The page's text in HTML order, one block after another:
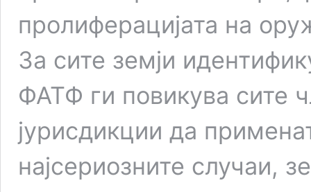
пролиферацијата на
За сите земји
ФАТФ ги повикува сите
јурисдикции да
најсериозните случаи,